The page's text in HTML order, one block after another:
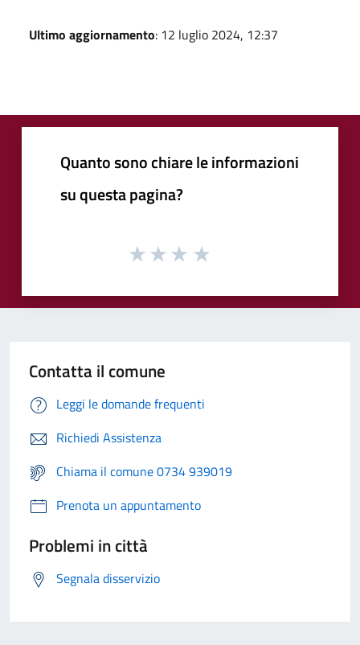
Ultimo aggiornamento: 12 luglio 2024, 12:37
Quanto sono chiare le informazioni
su questa pagina?
Contatta il comune
Leggi le domande frequenti
Richiedi Assistenza
Chiama il comune 0734 939019
Prenota un appuntamento
Problemi in città
Segnala disservizio